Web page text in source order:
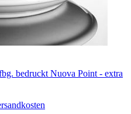
bedruckt Nuova Point - extra